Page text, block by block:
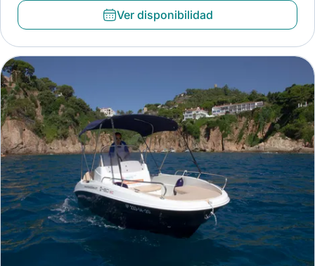
Ver disponibilidad